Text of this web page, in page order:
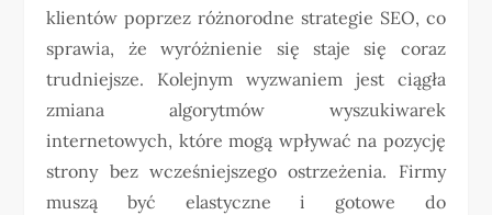
klientów poprzez różnorodne strategie SEO, co
sprawia, że wyróżnienie się staje się coraz
trudniejsze. Kolejnym wyzwaniem jest ciągła
zmiana algorytmów wyszukiwarek
internetowych, które mogą wpływać na pozycję
strony bez wcześniejszego ostrzeżenia. Firmy
muszą być elastyczne i gotowe do